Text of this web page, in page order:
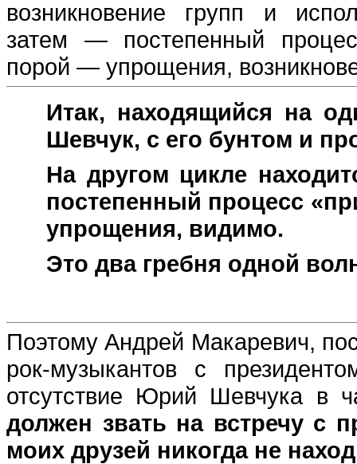
возникновение групп и
затем — постепенный
порой — упрощения,
Итак, находящийся на
Шевчук, с его бунтом и
На другом цикле
постепенный процесс
упрощения, видимо.
Это два гребня одной
Поэтому Андрей Макаревич,
рок-музыкантов с
отсутствие Юрий Шевчука в
должен звать на встречу с
моих друзей никогда не